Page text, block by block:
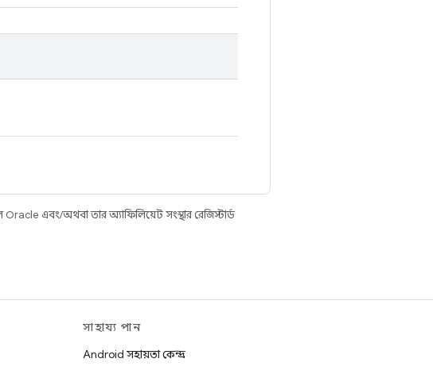
এবং/অথবা তার অ্যাফিলিয়েট সংস্থার রেজিস্টার্ড
সাহায্য পান
Android সহায়তা কেন্দ্র